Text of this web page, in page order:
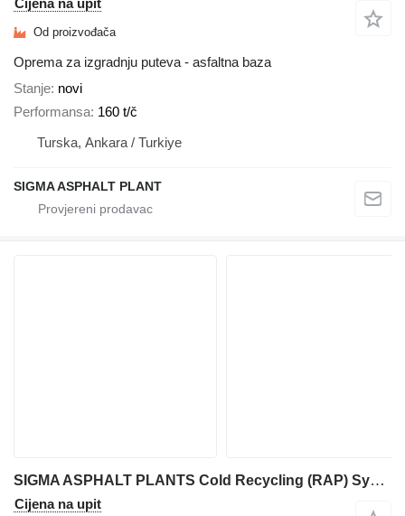
Od proizvođača
Oprema za izgradnju puteva - asfaltna baza
Stanje novi
Performansa 160 t/č
Turska, Ankara / Turkiye
SIGMA ASPHALT PLANT
SIGMA ASPHALT PLANTS Cold Recycling (RAP) System
Cijena na upit